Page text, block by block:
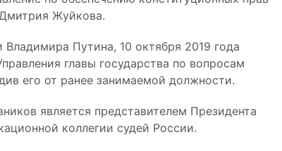
Жуйкова.
Путина, 10 октября 2019 года
главы государства по вопросам
его от ранее занимаемой должности.
является представителем Президента
коллегии судей России.